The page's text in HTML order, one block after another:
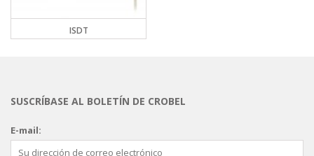
ISDT
SUSCRÍBASE AL BOLETÍN DE CROBEL
E-mail: